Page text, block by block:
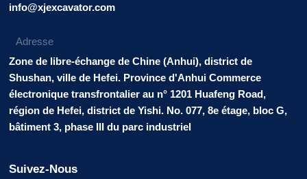
info@xjexcavator.com
Adresse
Zone de libre-échange de Chine (Anhui), district de
Shushan, ville de Hefei. Province d'Anhui Commerce
électronique transfrontalier au n° 1201 Huafeng Road,
région de Hefei, district de Yishi. No. 077, 8e étage, bloc G,
bâtiment 3, phase III du parc industriel
Suivez-Nous